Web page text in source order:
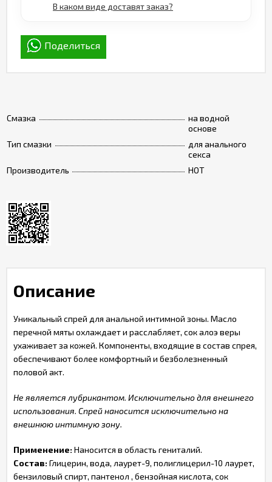
Смазка
на водной
основе
Тип смазки
для анального
секса
Производитель
HOT
В каком виде доставят заказ?
Поделиться
Описание
Уникальный спрей для анальной интимной зоны. Масло
перечной мяты охлаждает и расслабляет, сок алоэ веры
ухаживает за кожей. Компоненты, входящие в состав спрея,
обеспечивают более комфортный и безболезненный
половой акт.
Не является лубрикантом. Исключительно для внешнего
использования. Спрей наносится исключительно на
внешнюю интимную зону.
Применение:Наносится в область гениталий.
Состав:Глицерин, вода, лаурет-9, полиглицерил-10 лаурет,
бензиловый спирт, пантенол , бензойная кислота, сок